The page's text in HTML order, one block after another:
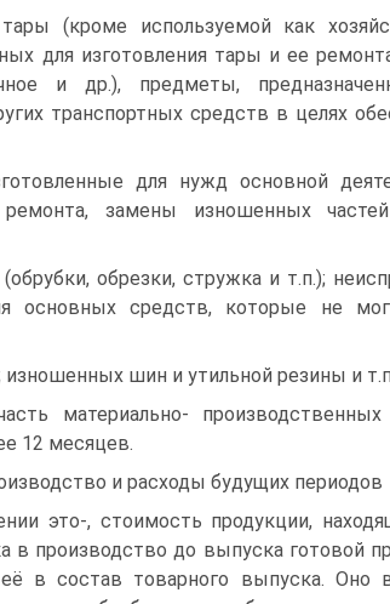
(кроме используемой как
для изготовления тары и ее
и др.), предметы,
транспортных средств в целях
для нужд основной
ремонта, замены изношенных
обрезки, стружка и т.п.);
основных средств, которые не
шин и утильной резины и
материально- производственных
12 месяцев.
и расходы будущих периодов
это-, стоимость продукции,
в производство до выпуска готовой
в состав товарного выпуска. Оно